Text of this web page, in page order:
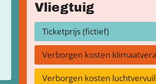
Vliegtuig
Ticketprijs (fictief)
Verborgen kosten
Verborgen kosten